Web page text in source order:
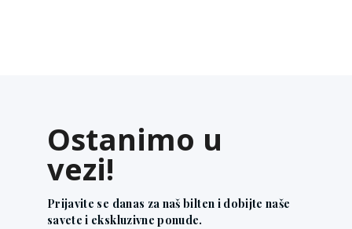
Ostanimo u
vezi!
Prijavite se danas za naš bilten i dobijte naše
savete i ekskluzivne ponude.